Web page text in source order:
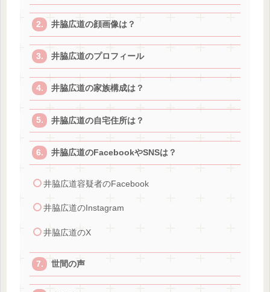
井脇広道の顔画像は？
井脇広道のプロフィール
井脇広道の家族構成は？
井脇広道の自宅住所は？
井脇広道のFacebookやSNSは？
井脇広道容疑者のFacebook
井脇広道のInstagram
井脇広道のX
世間の声